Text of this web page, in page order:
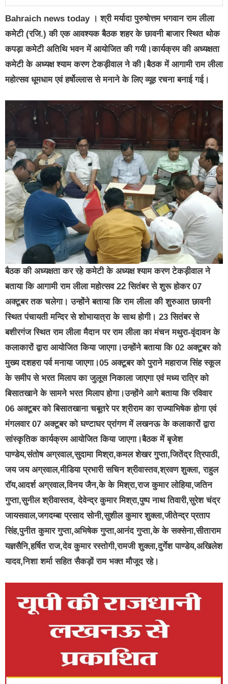
Bahraich news today । श्री मर्यादा पुरुषोत्तम भगवान राम लीला
कमेटी (रजि.) की एक आवश्यक बैठक शहर के छावनी बाजार स्थित थोक
कपड़ा कमेटी अतिथि भवन में आयोजित की गयी।कार्यक्रम की अध्यक्षता
कमेटी के अध्यक्ष श्याम करण टेकड़ीवाल ने की।बैठक में आगामी राम लीला
महोत्सव धूमधाम एवं हर्षोल्लास से मनाने के लिए व्यूह रचना बनाई गई।
बैठक की अध्यक्षता कर रहे कमेटी के अध्यक्ष श्याम करण टेकड़ीवाल ने
बताया कि आगामी राम लीला महोत्सव 22 सितंबर से शुरू होकर 07
अक्टूबर तक चलेगा। उन्होंने बताया कि राम लीला की शुरुआत छावनी
स्थित पंचायती मन्दिर से शोभायात्रा के साथ होगी। 23 सितंबर से
बशीरगंज स्थित राम लीला मैदान पर राम लीला का मंचन मथुरा-वृंदावन के
कलाकारों द्वारा आयोजित किया जाएगा।उन्होंने बताया कि 02 अक्टूबर को
मुख्य दशहरा पर्व मनाया जाएगा।05 अक्टूबर को पुराने महाराज सिंह स्कूल
के समीप से भरत मिलाप का जुलूस निकाला जाएगा एवं मध्य रात्रि को
बिसातखाने के सामने भरत मिलाप होगा।उन्होंने आगे बताया कि रविवार
06 अक्टूबर को बिसातखाना चबूतरे पर श्रीराम का राज्याभिषेक होगा एवं
मंगलवार 07 अक्टूबर को घण्टाघर प्रांगण में लखनऊ के कलाकारों द्वारा
सांस्कृतिक कार्यक्रम आयोजित किया जाएगा।बैठक में बृजेश
पाण्डेय,संतोष अग्रवाल,सुदामा मिश्रा,कमल शेखर गुप्ता,जितेंद्र त्रिपाठी,
जय जय अग्रवाल,मीडिया प्रभारी सचिन श्रीवास्तव,श्रवण शुक्ला, राहुल
रॉय,आदर्श अग्रवाल,विनय जैन,के के मिश्रा,राज कुमार लोहिया,जतिन
गुप्ता,सुनील श्रीवास्तव, देवेन्द्र कुमार मिश्रा,पुष्प नाथ तिवारी,सुरेश चंद्र
जायसवाल,जगदम्बा प्रसाद सोनी,सुशील कुमार शुक्ला,जीतेन्द्र प्रताप
सिंह,पुनीत कुमार गुप्ता,अभिषेक गुप्ता,आनंद गुप्ता,के के सक्सेना,सीताराम
यज्ञसैनि,हर्षित राज,देव कुमार रस्तोगी,रामजी शुक्ला,दुर्गेश पाण्डेय,अखिलेश
यादव,निशा शर्मा सहित सैकड़ों राम भक्त मौजूद रहे।